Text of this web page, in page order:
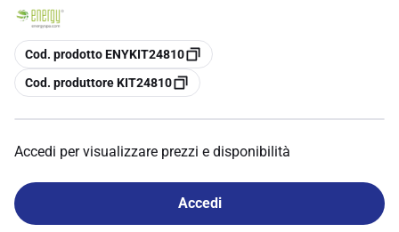
copia
Cod. prodotto ENYKIT24810
copia
Cod. produttore KIT24810
Accedi per visualizzare prezzi e disponibilità
Accedi